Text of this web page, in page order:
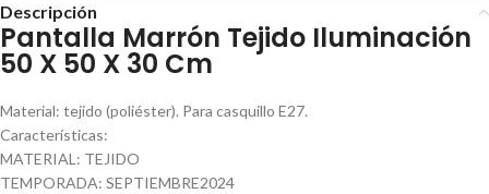
Descripción
Pantalla Marrón Tejido Iluminación
50 X 50 X 30 Cm
Material: tejido (poliéster). Para casquillo E27.
Características:
MATERIAL: TEJIDO
TEMPORADA: SEPTIEMBRE2024